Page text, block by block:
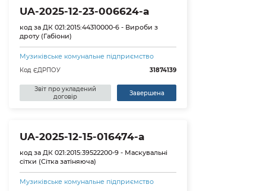
UA-2025-12-23-006624-a
код за ДК 021:2015:44310000-6 - Вироби з
дроту (Габіони)
Музиківське комунальне підприємство
Код ЄДРПОУ 31874139
Звіт про укладений
договір
Завершена
UA-2025-12-15-016474-a
код за ДК 021:2015:39522200-9 - Маскувальні
сітки (Сітка затіняюча)
Музиківське комунальне підприємство